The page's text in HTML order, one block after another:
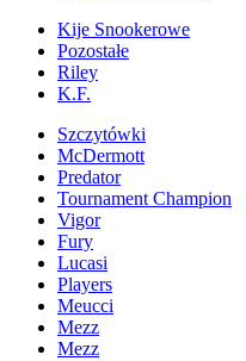
Kije Snookerowe
Pozostałe
Riley
K.F.
Szczytówki
McDermott
Predator
Tournament Champion
Vigor
Fury
Lucasi
Players
Meucci
Mezz
Mezz